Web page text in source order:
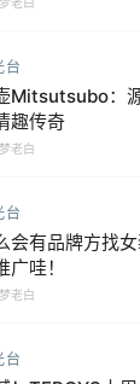
老白
台
Mitsutsubo：
趣传奇
老白
台
会有品牌方找
广哇！
老白
台